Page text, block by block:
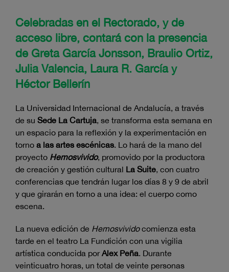
Celebradas en el Rectorado, y de
acceso libre, contará con la presencia
de Greta García Jonsson, Braulio Ortiz,
Julia Valencia, Laura R. García y
Héctor Bellerín
La Universidad Internacional de Andalucía, a través
de su Sede La Cartuja, se transforma esta semana en
un espacio para la reflexión y la experimentación en
torno a las artes escénicas. Lo hará de la mano del
proyecto Hemosvivido, promovido por la productora
de creación y gestión cultural La Suite, con cuatro
conferencias que tendrán lugar los días 8 y 9 de abril
y que girarán en torno a una idea: el cuerpo como
escena.
La nueva edición de Hemosvividocomienza esta
tarde en el teatro La Fundición con una vigilia
artística conducida porAlex Peña. Durante
veinticuatro horas, un total de veinte personas